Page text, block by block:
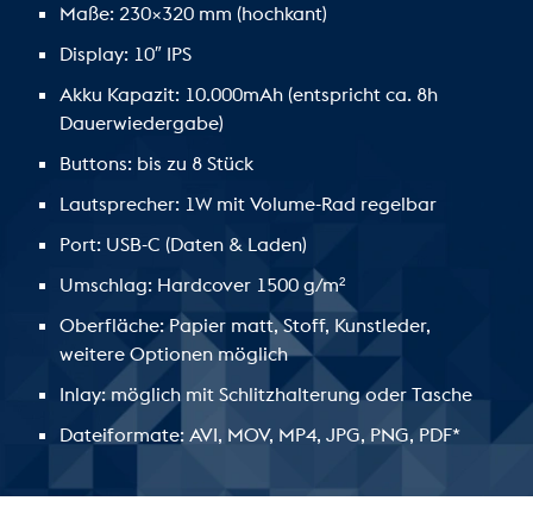
Maße: 230×320 mm (hochkant)
Display: 10″ IPS
Akku Kapazit: 10.000mAh (entspricht ca. 8h
Dauerwiedergabe)
Buttons: bis zu 8 Stück
Lautsprecher: 1W mit Volume-Rad regelbar
Port: USB-C (Daten & Laden)
Umschlag: Hardcover 1500 g/m²
Oberfläche: Papier matt, Stoff, Kunstleder,
weitere Optionen möglich
Inlay: möglich mit Schlitzhalterung oder Tasche
Dateiformate: AVI, MOV, MP4, JPG, PNG, PDF*